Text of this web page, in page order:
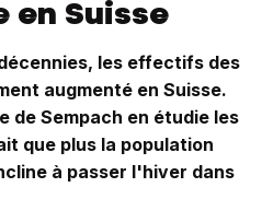
en Suisse
les effectifs des
augmenté en Suisse.
de Sempach en étudie les
que plus la population
à passer l'hiver dans